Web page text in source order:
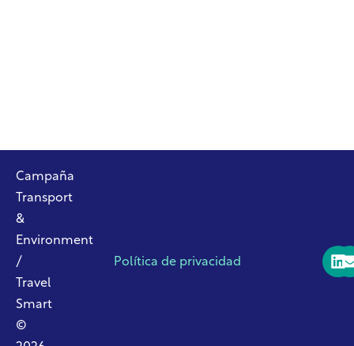
Campaña
Transport
&
Environment
/
Travel
Smart
©
Política de privacidad